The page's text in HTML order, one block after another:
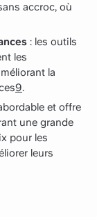
accroc, où
: les outils
les
la
9.
et offre
une grande
pour les
leurs